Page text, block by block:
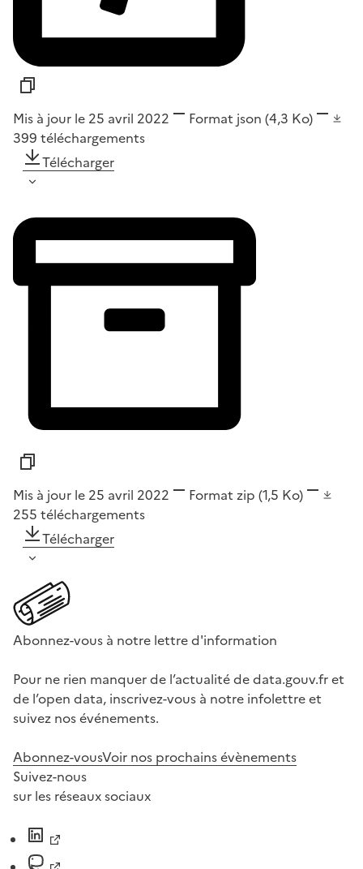
Mis à jour le 25 avril 2022 Format json (4,3 Ko)
399 téléchargements
Télécharger
Mis à jour le 25 avril 2022 Format zip (1,5 Ko)
255 téléchargements
Télécharger
Abonnez-vous à notre lettre d'information
Pour ne rien manquer de l’actualité de data.gouv.fr et
de l’open data, inscrivez-vous à notre infolettre et
suivez nos événements.
Abonnez-vousVoir nos prochains évènements
Suivez-nous
sur les réseaux sociaux